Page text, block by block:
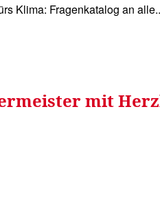
Klima: Fragenkatalog an
mit